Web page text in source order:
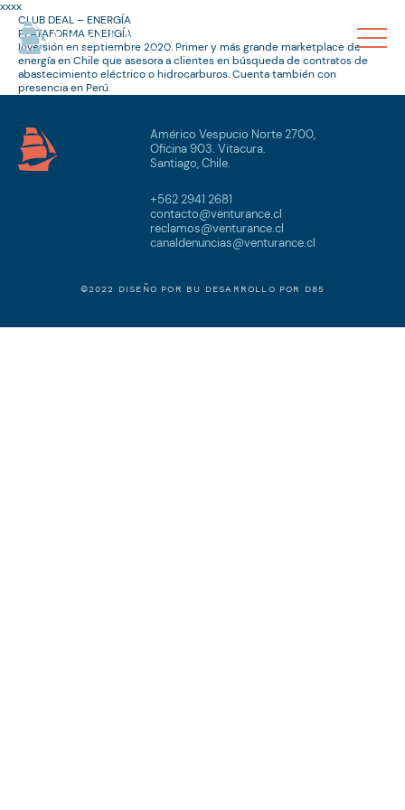
xxxx
CLUB DEAL – ENERGÍA
PLATAFORMA ENERGÍA
Inversión en septiembre 2020. Primer y más grande marketplace de
energía en Chile que asesora a clientes en búsqueda de contratos de
abastecimiento eléctrico o hidrocarburos. Cuenta también con
presencia en Perú.
Américo Vespucio Norte 2700,
Oficina 903. Vitacura.
Santiago, Chile.
+562 2941 2681
contacto@venturance.cl
reclamos@venturance.cl
canaldenuncias@venturance.cl
©2022 DISEÑO POR BU DESARROLLO POR D85